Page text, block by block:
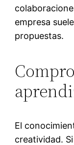
empresa
propuestas.
El
creatividad.